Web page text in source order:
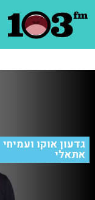
גדעון אוקו ועמיחי
אתאלי